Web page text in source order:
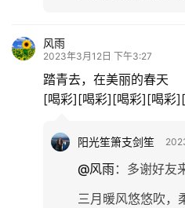
风雨
2023年3月12日 下午3:27
踏青去，在美丽的春天
[喝彩][喝彩][喝彩][喝彩
阳光笙箫支剑笙
@风雨： 多谢好友
三月暖风悠悠吹，